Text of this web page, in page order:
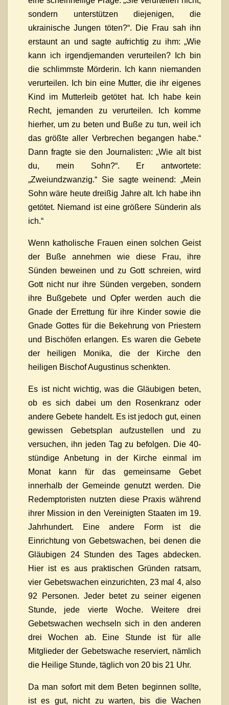
sondern unterstützen diejenigen, die
ukrainische Jungen töten?“. Die Frau sah ihn
erstaunt an und sagte aufrichtig zu ihm: „Wie
kann ich irgendjemanden verurteilen? Ich bin
die schlimmste Mörderin. Ich kann niemanden
verurteilen. Ich bin eine Mutter, die ihr eigenes
Kind im Mutterleib getötet hat. Ich habe kein
Recht, jemanden zu verurteilen. Ich komme
hierher, um zu beten und Buße zu tun, weil ich
das größte aller Verbrechen begangen habe.“
Dann fragte sie den Journalisten: „Wie alt bist
du, mein Sohn?“. Er antwortete:
„Zweiundzwanzig.“ Sie sagte weinend: „Mein
Sohn wäre heute dreißig Jahre alt. Ich habe ihn
getötet. Niemand ist eine größere Sünderin als
ich.“
Wenn katholische Frauen einen solchen Geist
der Buße annehmen wie diese Frau, ihre
Sünden beweinen und zu Gott schreien, wird
Gott nicht nur ihre Sünden vergeben, sondern
ihre Bußgebete und Opfer werden auch die
Gnade der Errettung für ihre Kinder sowie die
Gnade Gottes für die Bekehrung von Priestern
und Bischöfen erlangen. Es waren die Gebete
der heiligen Monika, die der Kirche den
heiligen Bischof Augustinus schenkten.
Es ist nicht wichtig, was die Gläubigen beten,
ob es sich dabei um den Rosenkranz oder
andere Gebete handelt. Es ist jedoch gut, einen
gewissen Gebetsplan aufzustellen und zu
versuchen, ihn jeden Tag zu befolgen. Die 40-
stündige Anbetung in der Kirche einmal im
Monat kann für das gemeinsame Gebet
innerhalb der Gemeinde genutzt werden. Die
Redemptoristen nutzten diese Praxis während
ihrer Mission in den Vereinigten Staaten im 19.
Jahrhundert. Eine andere Form ist die
Einrichtung von Gebetswachen, bei denen die
Gläubigen 24 Stunden des Tages abdecken.
Hier ist es aus praktischen Gründen ratsam,
vier Gebetswachen einzurichten, 23 mal 4, also
92 Personen. Jeder betet zu seiner eigenen
Stunde, jede vierte Woche. Weitere drei
Gebetswachen wechseln sich in den anderen
drei Wochen ab. Eine Stunde ist für alle
Mitglieder der Gebetswache reserviert, nämlich
die Heilige Stunde, täglich von 20 bis 21 Uhr.
Da man sofort mit dem Beten beginnen sollte,
ist es gut, nicht zu warten, bis die Wachen